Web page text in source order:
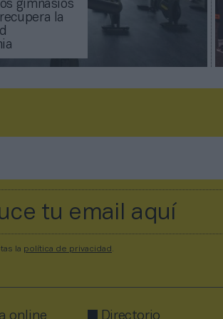
gimnasios
la
la política de privacidad
online Directorio